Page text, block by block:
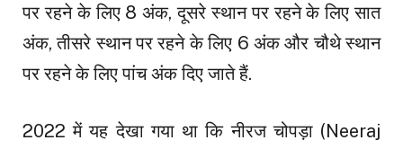
पर रहने के लिए 8 अंक, दूसरे स्थान पर रहने के लिए सात
अंक, तीसरे स्थान पर रहने के लिए 6 अंक और चौथे स्थान
पर रहने के लिए पांच अंक दिए जाते हैं.
2022 में यह देखा गया था कि नीरज चोपड़ा (Neeraj